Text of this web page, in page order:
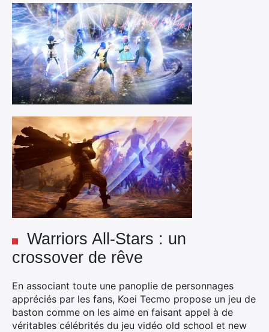
Warriors All-Stars : un
crossover de rêve
En associant toute une panoplie de personnages
appréciés par les fans, Koei Tecmo propose un jeu de
baston comme on les aime en faisant appel à de
véritables célébrités du jeu vidéo old school et new